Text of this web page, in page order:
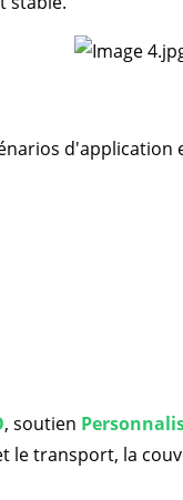
d'application
, soutien
le transport, la